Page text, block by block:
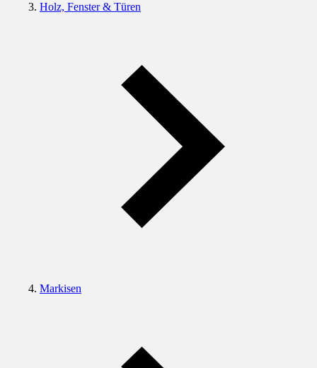
Holz, Fenster & Türen
Markisen